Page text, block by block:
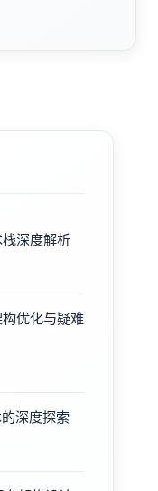
深度解析
优化与疑难
深度探索